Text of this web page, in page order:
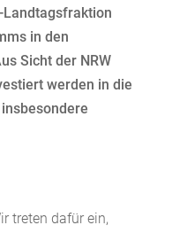
Landtagsfraktion
in den
Sicht der NRW
werden in die
treten dafür ein,